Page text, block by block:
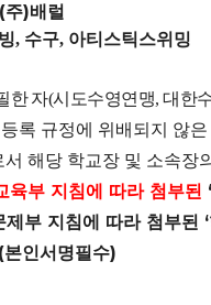
주)배럴
, 수구, 아티스틱스위밍
한 자(시도수영연맹, 대한
등록 규정에 위배되지 않은
서 해당 학교장 및 소속장
육부 지침에 따라 첨부된 ‘
부 지침에 따라 첨부된 ‘
(본인서명필수)